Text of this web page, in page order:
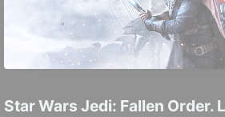
Star Wars Jedi: Fallen Order.